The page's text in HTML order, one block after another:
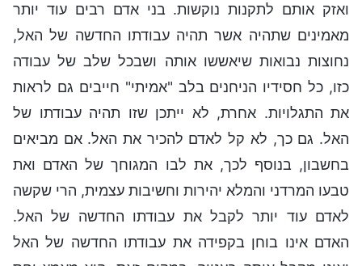
ואזק אותם לתקנות נוקשות. בני אדם רבים עוד יותר
מאמינים שתהיה אשר תהיה עבודתו החדשה של האל,
נחוצות נבואות שיאששו אותה ושבכל שלב של עבודה
כזו, כל חסידיו הניחנים בלב "אמיתי" חייבים גם לראות
את התגלויות. אחרת, לא ייתכן שזו תהיה עבודתו של
האל. גם כך, לא קל לאדם להכיר את האל. אם מביאים
בחשבון, בנוסף לכך, את לבו המגוחך של האדם ואת
טבעו המרדני והמלא יהירות וחשיבות עצמית, הרי שקשה
לאדם עוד יותר לקבל את עבודתו החדשה של האל.
האדם אינו בוחן בקפידה את עבודתו החדשה של האל